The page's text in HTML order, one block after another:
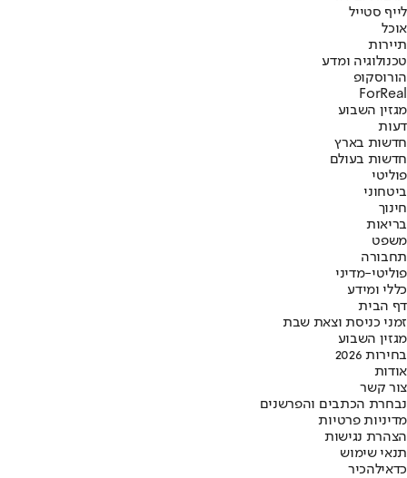
לייף סטייל
אוכל
תיירות
טכנולוגיה ומדע
הורוסקופ
ForReal
מגזין השבוע
דעות
חדשות בארץ
חדשות בעולם
פוליטי
ביטחוני
חינוך
בריאות
משפט
תחבורה
פוליטי-מדיני
כללי ומידע
דף הבית
זמני כניסת וצאת שבת
מגזין השבוע
בחירות 2026
אודות
צור קשר
נבחרת הכתבים והפרשנים
מדיניות פרטיות
הצהרת נגישות
תנאי שימוש
כדאילהכיר